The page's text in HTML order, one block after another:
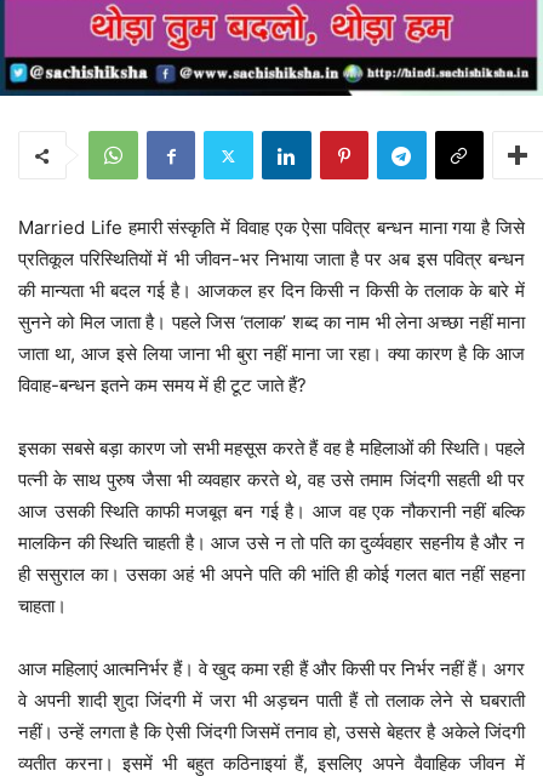
Married Life हमारी संस्कृति में विवाह एक ऐसा पवित्र बन्धन माना गया है जिसे
प्रतिकूल परिस्थितियों में भी जीवन-भर निभाया जाता है पर अब इस पवित्र बन्धन
की मान्यता भी बदल गई है। आजकल हर दिन किसी न किसी के तलाक के बारे में
सुनने को मिल जाता है। पहले जिस ‘तलाक’ शब्द का नाम भी लेना अच्छा नहीं माना
जाता था, आज इसे लिया जाना भी बुरा नहीं माना जा रहा। क्या कारण है कि आज
विवाह-बन्धन इतने कम समय में ही टूट जाते हैं?
इसका सबसे बड़ा कारण जो सभी महसूस करते हैं वह है महिलाओं की स्थिति। पहले
पत्नी के साथ पुरुष जैसा भी व्यवहार करते थे, वह उसे तमाम जिंदगी सहती थी पर
आज उसकी स्थिति काफी मजबूत बन गई है। आज वह एक नौकरानी नहीं बल्कि
मालकिन की स्थिति चाहती है। आज उसे न तो पति का दुर्व्यवहार सहनीय है और न
ही ससुराल का। उसका अहं भी अपने पति की भांति ही कोई गलत बात नहीं सहना
चाहता।
आज महिलाएं आत्मनिर्भर हैं। वे खुद कमा रही हैं और किसी पर निर्भर नहीं हैं। अगर
वे अपनी शादी शुदा जिंदगी में जरा भी अड़चन पाती हैं तो तलाक लेने से घबराती
नहीं। उन्हें लगता है कि ऐसी जिंदगी जिसमें तनाव हो, उससे बेहतर है अकेले जिंदगी
व्यतीत करना। इसमें भी बहुत कठिनाइयां हैं, इसलिए अपने वैवाहिक जीवन में